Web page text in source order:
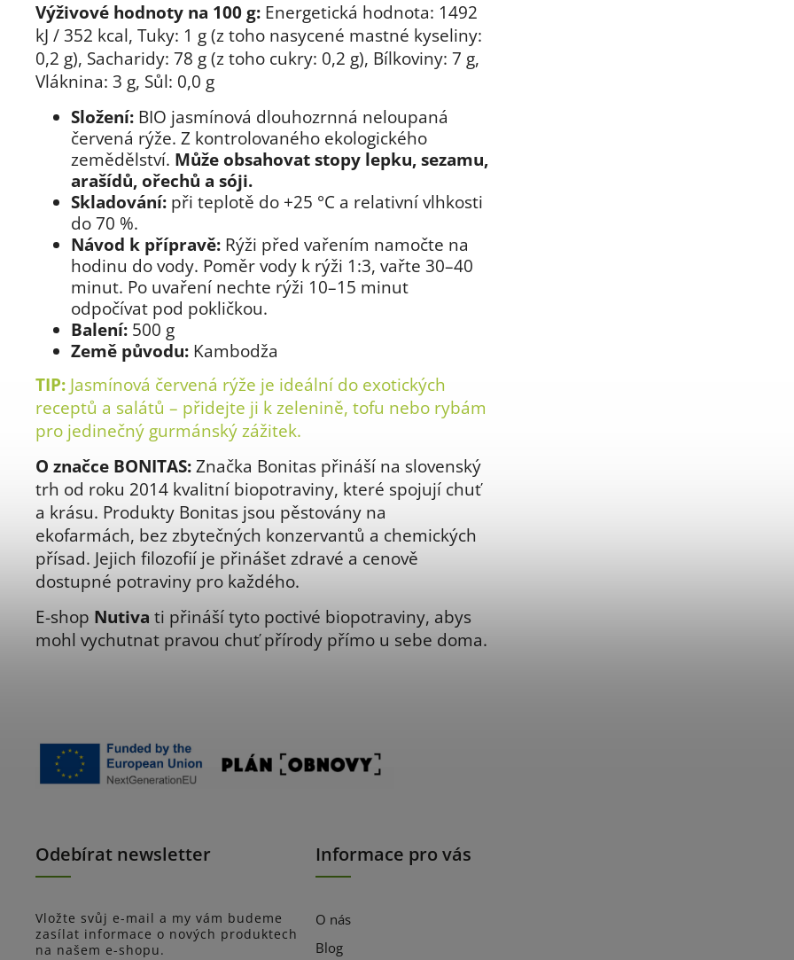
Výživové hodnoty na 100 g: Energetická hodnota: 1492
kJ / 352 kcal, Tuky: 1 g (z toho nasycené mastné kyseliny:
0,2 g), Sacharidy: 78 g (z toho cukry: 0,2 g), Bílkoviny: 7 g,
Vláknina: 3 g, Sůl: 0,0 g
Složení: BIO jasmínová dlouhozrnná neloupaná
červená rýže. Z kontrolovaného ekologického
zemědělství. Může obsahovat stopy lepku, sezamu,
arašídů, ořechů a sóji.
Skladování: při teplotě do +25 °C a relativní vlhkosti
do 70 %.
Návod k přípravě: Rýži před vařením namočte na
hodinu do vody. Poměr vody k rýži 1:3, vařte 30–40
minut. Po uvaření nechte rýži 10–15 minut
odpočívat pod pokličkou.
Balení: 500 g
Země původu: Kambodža
TIP: Jasmínová červená rýže je ideální do exotických
receptů a salátů – přidejte ji k zelenině, tofu nebo rybám
pro jedinečný gurmánský zážitek.
O značce BONITAS: Značka Bonitas přináší na slovenský
trh od roku 2014 kvalitní biopotraviny, které spojují chuť
a krásu. Produkty Bonitas jsou pěstovány na
ekofarmách, bez zbytečných konzervantů a chemických
přísad. Jejich filozofií je přinášet zdravé a cenově
dostupné potraviny pro každého.
E-shop Nutiva ti přináší tyto poctivé biopotraviny, abys
mohl vychutnat pravou chuť přírody přímo u sebe doma.
Odebírat newsletter
Vložte svůj e-mail a my vám budeme
zasílat informace o nových produktech
na našem e-shopu.
Informace pro vás
O nás
Blog